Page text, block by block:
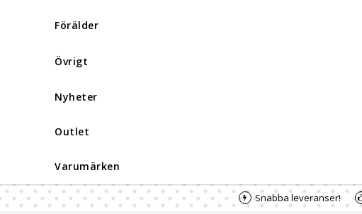
Förälder
Övrigt
Nyheter
Outlet
Varumärken
Snabba leveranser!